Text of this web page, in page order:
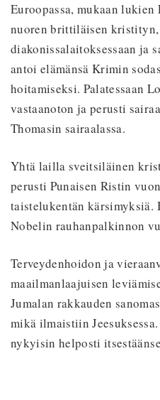
Euroopassa, mukaan
nuoren brittiläisen
diakonissalaitoksessaan ja
antoi elämänsä Krimin
hoitamiseksi. Palatessaan
vastaanoton ja perusti
Thomasin sairaalassa.
Yhtä lailla sveitsiläinen
perusti Punaisen Ristin
taistelukentän kärsimyksiä.
Nobelin rauhanpalkinnon
Terveydenhoidon ja
maailmanlaajuisen
Jumalan rakkauden
mikä ilmaistiin
nykyisin helposti